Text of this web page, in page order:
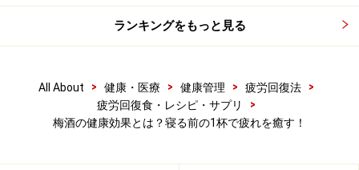
ランキングをもっと見る
All About > 健康・医療 > 健康管理 > 疲労回復法
>
疲労回復食・レシピ・サプリ
>
梅酒の健康効果とは？寝る前の1杯で疲れを癒す！